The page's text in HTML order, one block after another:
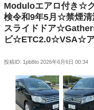
Moduloエアロ付き☆
検令和9年5月☆禁煙
スライドドア
ビ☆ETC2.0☆VSA☆ア
投稿ID: 1pb8to 2026年6月6日 00:34